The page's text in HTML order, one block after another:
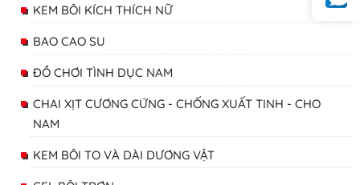
KEM BÔI KÍCH THÍCH NỮ
BAO CAO SU
ĐỒ CHƠI TÌNH DỤC NAM
CHAI XỊT CƯƠNG CỨNG - CHỐNG XUẤT TINH - CHO
NAM
KEM BÔI TO VÀ DÀI DƯƠNG VẬT